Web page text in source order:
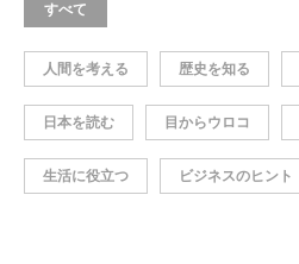
すべて
人間を考える 歴史を知る
日本を読む 目からウロコ
生活に役立つ ビジネスのヒント